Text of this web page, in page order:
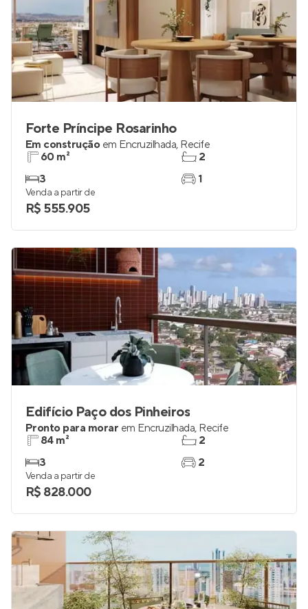
Forte Príncipe Rosarinho
Em construção em Encruzilhada, Recife
60 m²
3
2
1
Venda a partir de
R$ 555.905
Edifício Paço dos Pinheiros
Pronto para morar em Encruzilhada, Recife
84 m²
3
2
2
Venda a partir de
R$ 828.000